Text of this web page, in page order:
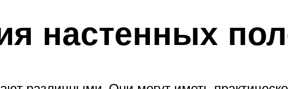
настенных